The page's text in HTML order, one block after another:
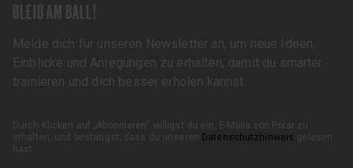
BLEIB AM BALL!
Melde dich für unseren Newsletter an, um neue Ideen,
Einblicke und Anregungen zu erhalten, damit du smarter
trainieren und dich besser erholen kannst.
Durch Klicken auf „Abonnieren“ willigst du ein, E-Mails von Polar zu
erhalten, und bestätigst, dass du unseren Datenschutzhinweis gelesen
hast.